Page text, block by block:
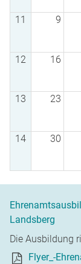
11 9
12 16
13 23
14 30
Landsberg
Die Ausbildung
Flyer_-